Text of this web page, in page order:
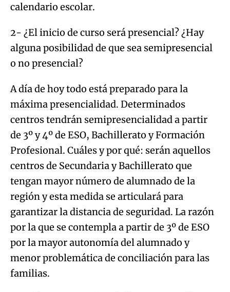
calendario escolar.
2- ¿El inicio de curso será presencial? ¿Hay
alguna posibilidad de que sea semipresencial
o no presencial?
A día de hoy todo está preparado para la
máxima presencialidad. Determinados
centros tendrán semipresencialidad a partir
de 3º y 4º de ESO, Bachillerato y Formación
Profesional. Cuáles y por qué: serán aquellos
centros de Secundaria y Bachillerato que
tengan mayor número de alumnado de la
región y esta medida se articulará para
garantizar la distancia de seguridad. La razón
por la que se contempla a partir de 3º de ESO
por la mayor autonomía del alumnado y
menor problemática de conciliación para las
familias.